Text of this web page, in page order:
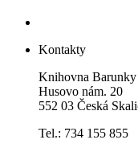
Kontakty
Knihovna
Husovo nám. 20
552 03 Česká
Tel.: 734 155 855